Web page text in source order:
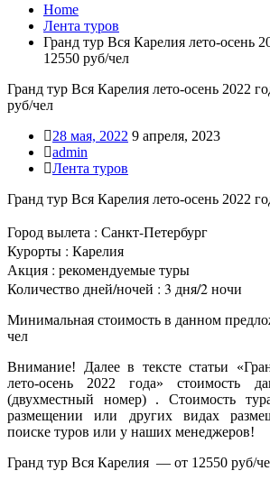
Home
Лента туров
Гранд тур Вся Карелия лето-осень
12550 руб/чел
Гранд тур Вся Карелия лето-осень 2022
руб/чел
28 мая, 2022 9 апреля, 2023
admin
Лента туров
Гранд тур Вся Карелия лето-осень 2022
Город вылета : Санкт-Петербург
Курорты : Карелия
Акция : рекомендуемые туры
Количество дней/ночей : 3 дня/2 ночи
Минимальная стоимость в данном
чел
Внимание! Далее в тексте статьи
лето-осень 2022 года» стоимость
(двухместный номер) . Стоимость
размещении или других видах
поиске туров или у наших менеджеров!
Гранд тур Вся Карелия — от 12550 руб/